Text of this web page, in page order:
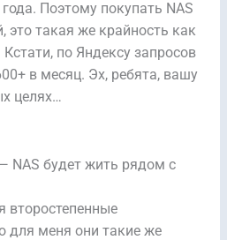
Поэтому покупать NAS
это такая же крайность как
по Яндексу запросов
в месяц. Эх, ребята, вашу
целях…
NAS будет жить рядом с
второстепенные
для меня они такие же